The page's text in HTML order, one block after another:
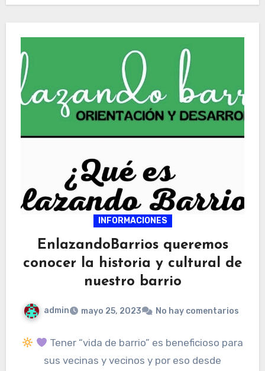
INFORMACIONES
EnlazandoBarrios queremos
conocer la historia y cultural de
nuestro barrio
admin mayo 25, 2023 No hay comentarios
Tener “vida de barrio” es beneficioso para
sus vecinas y vecinos y por eso desde